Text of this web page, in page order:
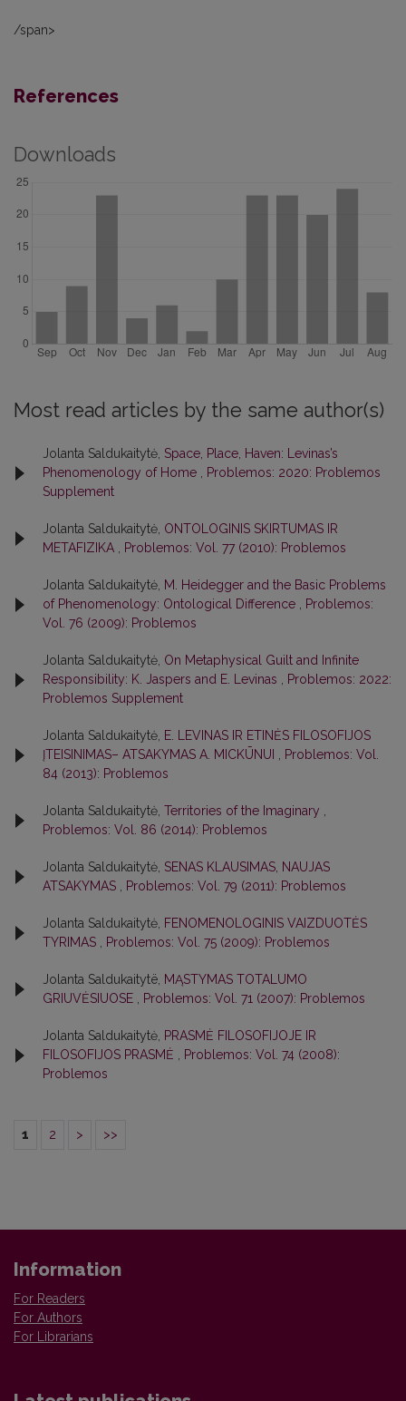
/span>
References
Downloads
Most read articles by the same author(s)
Jolanta Saldukaitytė, Space, Place, Haven: Levinas’s
Phenomenology of Home
Problemos: 2020: Problemos
Supplement
Jolanta Saldukaitytė, ONTOLOGINIS SKIRTUMAS IR
METAFIZIKA
Problemos: Vol. 77 (2010): Problemos
Jolanta Saldukaitytė, M. Heidegger and the Basic Problems
of Phenomenology: Ontological Difference
Problemos:
Vol. 76 (2009): Problemos
Jolanta Saldukaitytė, On Metaphysical Guilt and Infinite
Responsibility: K. Jaspers and E. Levinas
Problemos: 2022:
Problemos Supplement
Jolanta Saldukaitytė, E. LEVINAS IR ETINĖS FILOSOFIJOS
ĮTEISINIMAS– ATSAKYMAS A. MICKŪNUI
Problemos: Vol.
84 (2013): Problemos
Jolanta Saldukaitytė, Territories of the Imaginary
Problemos: Vol. 86 (2014): Problemos
Jolanta Saldukaitytė, SENAS KLAUSIMAS, NAUJAS
ATSAKYMAS
Problemos: Vol. 79 (2011): Problemos
Jolanta Saldukaitytė, FENOMENOLOGINIS VAIZDUOTĖS
TYRIMAS
Problemos: Vol. 75 (2009): Problemos
Jolanta Saldukaitytë, MĄSTYMAS TOTALUMO
GRIUVĖSIUOSE
Problemos: Vol. 71 (2007): Problemos
Jolanta Saldukaitytė, PRASMĖ FILOSOFIJOJE IR
FILOSOFIJOS PRASMĖ
Problemos: Vol. 74 (2008):
Problemos
1 2 > >>
Information
For Readers
For Authors
For Librarians